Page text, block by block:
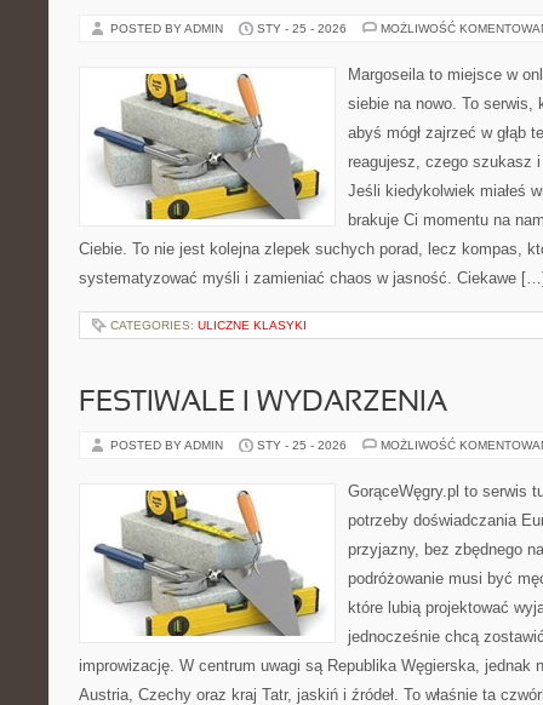
POSTED BY ADMIN STY - 25 - 2026 MOŻLIWOŚĆ
Margoseila to miejsce w
siebie na nowo. To serwis,
abyś mógł zajrzeć w głąb
reagujesz, czego szukasz
Jeśli kiedykolwiek miałeś
brakuje Ci momentu na
Ciebie. To nie jest kolejna zlepek suchych porad, lecz kompas,
systematyzować myśli i zamieniać chaos w jasność. Ciekawe
CATEGORIES: ULICZNE KLASYKI
FESTIWALE I WYDARZENIA
POSTED BY ADMIN STY - 25 - 2026 MOŻLIWOŚĆ
GorąceWęgry.pl to serwis
potrzeby doświadczania
przyjazny, bez zbędnego
podróżowanie musi być
które lubią projektować
jednocześnie chcą
improwizację. W centrum uwagi są Republika Węgierska, jednak
Austria, Czechy oraz kraj Tatr, jaskiń i źródeł. To właśnie ta